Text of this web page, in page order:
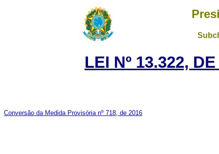
LEI Nº 13.322,
Conversão da Medida Provisória nº 718, de 2016